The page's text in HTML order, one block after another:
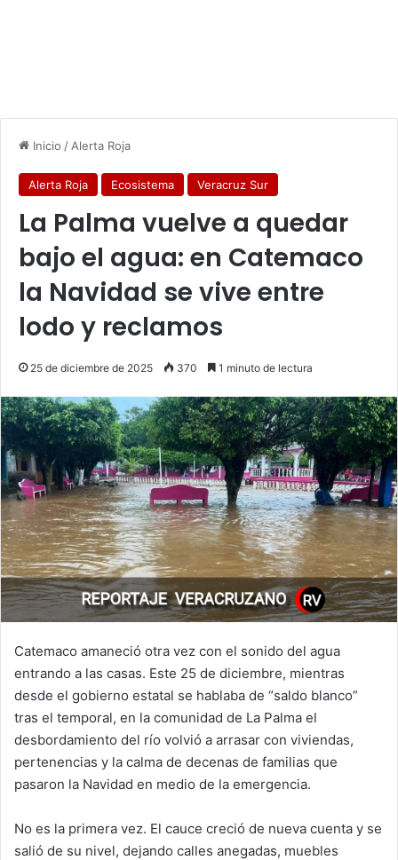
Inicio / Alerta Roja
Alerta Roja Ecosistema Veracruz Sur
La Palma vuelve a quedar
bajo el agua: en Catemaco
la Navidad se vive entre
lodo y reclamos
25 de diciembre de 2025 370 1 minuto de lectura
Catemaco amaneció otra vez con el sonido del agua
entrando a las casas. Este 25 de diciembre, mientras
desde el gobierno estatal se hablaba de “saldo blanco”
tras el temporal, en la comunidad de La Palma el
desbordamiento del río volvió a arrasar con viviendas,
pertenencias y la calma de decenas de familias que
pasaron la Navidad en medio de la emergencia.
No es la primera vez. El cauce creció de nueva cuenta y se
salió de su nivel, dejando calles anegadas, muebles